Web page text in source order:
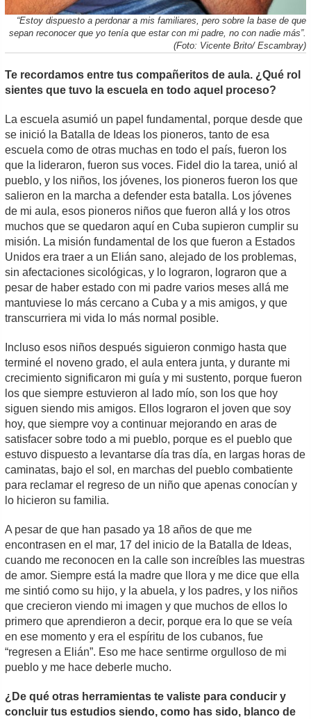
“Estoy dispuesto a perdonar a mis familiares, pero sobre la base de que
sepan reconocer que yo tenía que estar con mi padre, no con nadie más”.
(Foto: Vicente Brito/ Escambray)
Te recordamos entre tus compañeritos de aula. ¿Qué rol
sientes que tuvo la escuela en todo aquel proceso?
La escuela asumió un papel fundamental, porque desde que
se inició la Batalla de Ideas los pioneros, tanto de esa
escuela como de otras muchas en todo el país, fueron los
que la lideraron, fueron sus voces. Fidel dio la tarea, unió al
pueblo, y los niños, los jóvenes, los pioneros fueron los que
salieron en la marcha a defender esta batalla. Los jóvenes
de mi aula, esos pioneros niños que fueron allá y los otros
muchos que se quedaron aquí en Cuba supieron cumplir su
misión. La misión fundamental de los que fueron a Estados
Unidos era traer a un Elián sano, alejado de los problemas,
sin afectaciones sicológicas, y lo lograron, lograron que a
pesar de haber estado con mi padre varios meses allá me
mantuviese lo más cercano a Cuba y a mis amigos, y que
transcurriera mi vida lo más normal posible.
Incluso esos niños después siguieron conmigo hasta que
terminé el noveno grado, el aula entera junta, y durante mi
crecimiento significaron mi guía y mi sustento, porque fueron
los que siempre estuvieron al lado mío, son los que hoy
siguen siendo mis amigos. Ellos lograron el joven que soy
hoy, que siempre voy a continuar mejorando en aras de
satisfacer sobre todo a mi pueblo, porque es el pueblo que
estuvo dispuesto a levantarse día tras día, en largas horas de
caminatas, bajo el sol, en marchas del pueblo combatiente
para reclamar el regreso de un niño que apenas conocían y
lo hicieron su familia.
A pesar de que han pasado ya 18 años de que me
encontrasen en el mar, 17 del inicio de la Batalla de Ideas,
cuando me reconocen en la calle son increíbles las muestras
de amor. Siempre está la madre que llora y me dice que ella
me sintió como su hijo, y la abuela, y los padres, y los niños
que crecieron viendo mi imagen y que muchos de ellos lo
primero que aprendieron a decir, porque era lo que se veía
en ese momento y era el espíritu de los cubanos, fue
“regresen a Elián”. Eso me hace sentirme orgulloso de mi
pueblo y me hace deberle mucho.
¿De qué otras herramientas te valiste para conducir y
concluir tus estudios siendo, como has sido, blanco de